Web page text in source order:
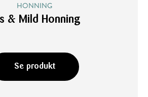
HONNING
& Mild Honning
Se produkt